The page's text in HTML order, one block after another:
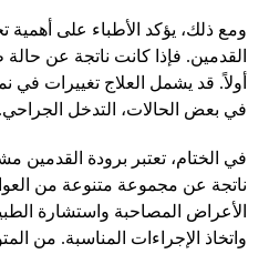
ومع ذلك، يؤكد الأطباء على أهمية
القدمين. فإذا كانت ناتجة عن
أولاً. قد يشمل العلاج تغييرات في
في بعض الحالات، التدخل الجراحي.
في الختام، تعتبر برودة القدمين
ناتجة عن مجموعة متنوعة من
الأعراض المصاحبة واستشارة
واتخاذ الإجراءات المناسبة. من